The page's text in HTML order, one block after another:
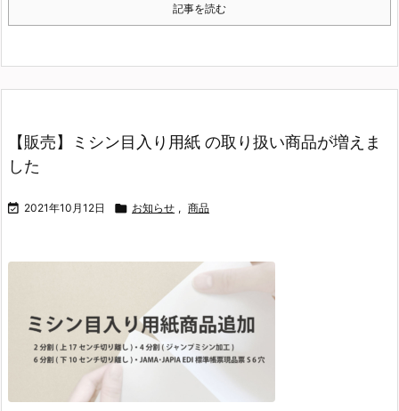
記事を読む
【販売】ミシン目入り用紙 の取り扱い商品が増えま
した
 2021年10月12日  お知らせ , 商品